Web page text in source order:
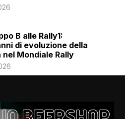
B alle Rally1:
di evoluzione della
Mondiale Rally